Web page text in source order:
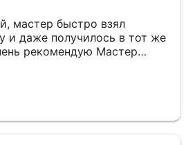
мастер быстро взял
и даже получилось в тот же
рекомендую Мастер